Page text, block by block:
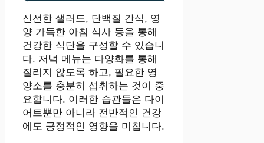
신선한 샐러드, 단백질 간식, 영
양 가득한 아침 식사 등을 통해
건강한 식단을 구성할 수 있습니
다. 저녁 메뉴는 다양화를 통해
질리지 않도록 하고, 필요한 영
양소를 충분히 섭취하는 것이 중
요합니다. 이러한 습관들은 다이
어트뿐만 아니라 전반적인 건강
에도 긍정적인 영향을 미칩니다.